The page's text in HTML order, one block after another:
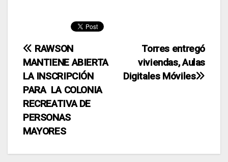
Navegación
de
entradas
Torres entregó
viviendas, Aulas
Digitales Móviles
RAWSON
MANTIENE ABIERTA
LA INSCRIPCIÓN
PARA LA COLONIA
RECREATIVA DE
PERSONAS
MAYORES